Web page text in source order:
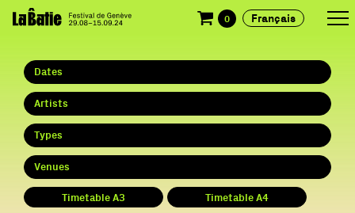
Dates
Artists
Types
Venues
Timetable A3 Timetable A4
0 Français